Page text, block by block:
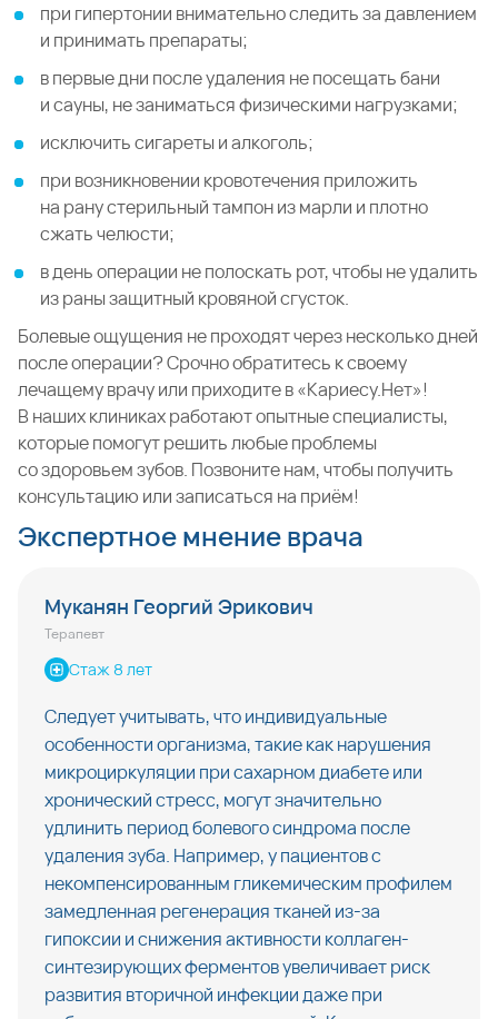
при гипертонии внимательно следить за давлением
и принимать препараты;
в первые дни после удаления не посещать бани
и сауны, не заниматься физическими нагрузками;
исключить сигареты и алкоголь;
при возникновении кровотечения приложить
на рану стерильный тампон из марли и плотно
сжать челюсти;
в день операции не полоскать рот, чтобы не удалить
из раны защитный кровяной сгусток.
Болевые ощущения не проходят через несколько дней
после операции? Срочно обратитесь к своему
лечащему врачу или приходите в «Кариесу.Нет»!
В наших клиниках работают опытные специалисты,
которые помогут решить любые проблемы
со здоровьем зубов. Позвоните нам, чтобы получить
консультацию или записаться на приём!
Экспертное мнение врача
Муканян Георгий Эрикович
Терапевт
Стаж 8 лет
Следует учитывать, что индивидуальные
особенности организма, такие как нарушения
микроциркуляции при сахарном диабете или
хронический стресс, могут значительно
удлинить период болевого синдрома после
удаления зуба. Например, у пациентов с
некомпенсированным гликемическим профилем
замедленная регенерация тканей из-за
гипоксии и снижения активности коллаген-
синтезирующих ферментов увеличивает риск
развития вторичной инфекции даже при